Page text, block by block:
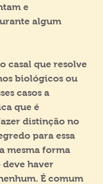
e
algum
casal que resolve
biológicos ou
casos a
que é
distinção no
para essa
mesma forma
deve haver
É comum